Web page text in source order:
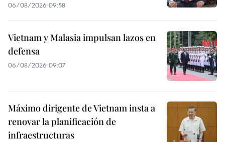
06/08/2026 09:58
Vietnam y Malasia impulsan lazos en
defensa
06/08/2026 09:07
Máximo dirigente de Vietnam insta a
renovar la planificación de
infraestructuras